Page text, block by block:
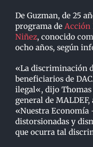
De Guzman, de 25
programa de Acción
Niñez, conocido
ocho años, según
«La discriminación
beneficiarios de
ilegal«, dijo
general de MALDEF,
«Nuestra
distorsionadas y
que ocurra tal